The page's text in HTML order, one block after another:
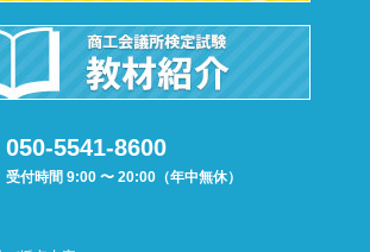
050-5541-8600
受付時間 9:00 〜 20:00（年中無休）